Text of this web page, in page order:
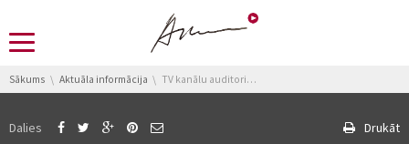
You are here:
Sākums Aktuāla informācija TV kanālu auditorijas 2016.gada aprīlī
Dalies Drukāt